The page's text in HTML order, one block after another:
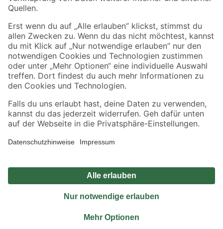
Sicher einkaufen
Jetzt die toom-App herunterladen
Alle Preisangaben in EUR inkl. gesetzl. MwSt.. Die dargestellten Angebote sind unter
Umständen nicht in allen Märkten verfügbar. Die angegebenen Verfügbarkeiten beziehen
Produkte nur solange der Vorrat reicht.
*Paketversand ab 59 € versandkostenfrei, gilt nicht für Artikel mit Speditionsversand, hier
Privatsphäre Impressum
Nutzungsbedingungen
Widerrufsrecht
Vertrag widerrufen
© 2026 toom Baumarkt GmbH